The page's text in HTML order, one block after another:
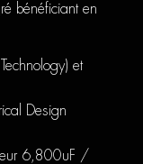
bénéficiant en
et
Design
6,800uF /